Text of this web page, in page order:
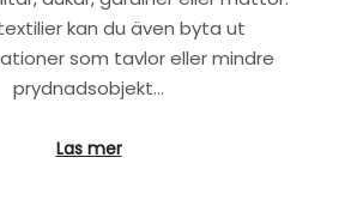
kan du även byta ut
som tavlor eller mindre
prydnadsobjekt…